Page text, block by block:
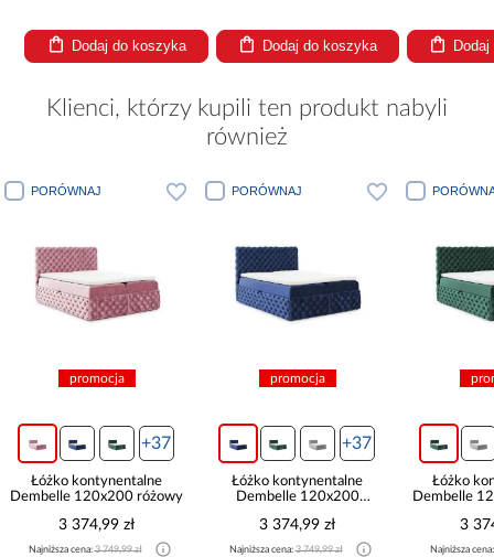
Dodaj do koszyka Dodaj do koszyka
Klienci, którzy kupili ten produkt nabyli
również
PORÓWNAJ
promocja
+37
Łóżko kontynentalne
Dembelle 120x200 różowy
3 374,99 zł
Najniższa cena:3 749,99 zł
PORÓWNAJ
promocja
+37
Łóżko kontynentalne
Dembelle 120x200
3 374,99 zł
Najniższa cena:3 749,99 zł
Łóżko
Dembelle
3
Najniższa